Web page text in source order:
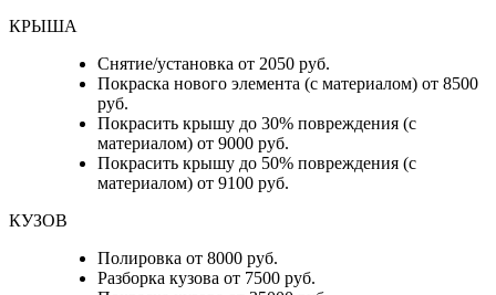
КРЫША
Снятие/установка от 2050 руб.
Покраска нового элемента (с материалом) от 8500
руб.
Покрасить крышу до 30% повреждения (с
материалом) от 9000 руб.
Покрасить крышу до 50% повреждения (с
материалом) от 9100 руб.
КУЗОВ
Полировка от 8000 руб.
Разборка кузова от 7500 руб.